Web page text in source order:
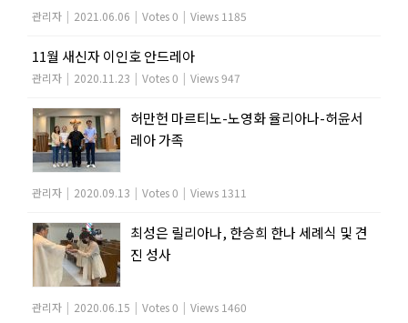
관리자 | 2021.06.06 | Votes 0 | Views 1185
11월 새신자 이인호 안드레아
관리자 | 2020.11.23 | Votes 0 | Views 947
허만헌 마르티노-노영화 율리아나-허윤서
레아 가족
관리자 | 2020.09.13 | Votes 0 | Views 1311
최성은 릴리아나, 한승희 한나 세례식 및 견
진 성사
관리자 | 2020.06.15 | Votes 0 | Views 1460